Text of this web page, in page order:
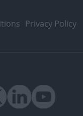
Privacy Policy